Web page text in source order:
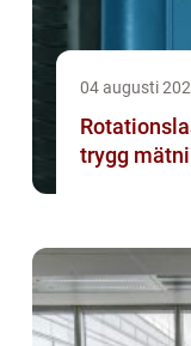
04 augusti
trygg